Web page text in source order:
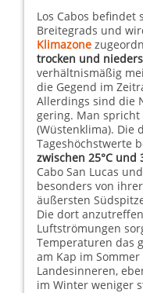
Los Cabos
Breitegrads und
Klimazone
trocken und
verhältnismäßig
die Gegend im
Allerdings sind die
gering. Man
(Wüstenklima). Die
Tageshöchstwerte
zwischen 25°C und
Cabo San Lucas
besonders von
äußersten
Die dort
Luftströmungen
Temperaturen das
am Kap im
Landesinneren,
im Winter weniger